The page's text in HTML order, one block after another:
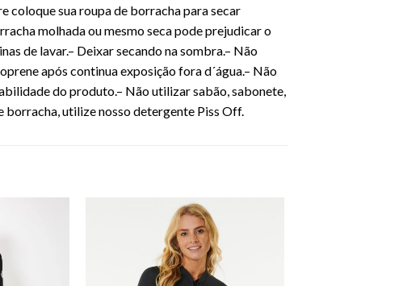
coloque sua roupa de borracha para secar
molhada ou mesmo seca pode prejudicar o
de lavar.– Deixar secando na sombra.– Não
após continua exposição fora d´água.– Não
do produto.– Não utilizar sabão, sabonete,
borracha, utilize nosso detergente Piss Off.